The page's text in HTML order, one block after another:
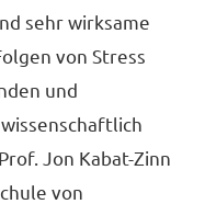
sehr wirksame
von Stress
und
Jon Kabat-Zinn
von